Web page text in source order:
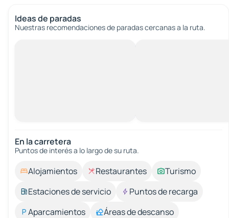
Ideas de paradas
Nuestras recomendaciones de paradas cercanas a la ruta.
En la carretera
Puntos de interés a lo largo de su ruta.
Alojamientos Restaurantes
Turismo
Estaciones de servicio
Puntos de recarga
Aparcamientos
Áreas de descanso